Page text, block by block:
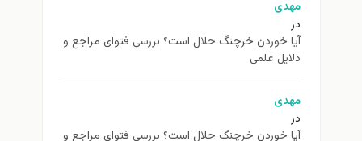
مهدی
در
آیا خوردن خرچنگ حلال است؟ بررسی فتوای مراجع و
دلایل علمی
مهدی
در
آیا خوردن خرچنگ حلال است؟ بررسی فتوای مراجع و